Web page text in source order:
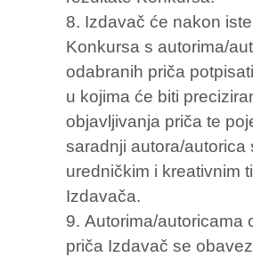
Izdavač će nakon
Konkursa s autorima/
odabranih priča
u kojima će biti
objavljivanja priča te
saradnji autora/autorica
uredničkim i kreativnim
Izdavača.
Autorima/autoricama
priča Izdavač se